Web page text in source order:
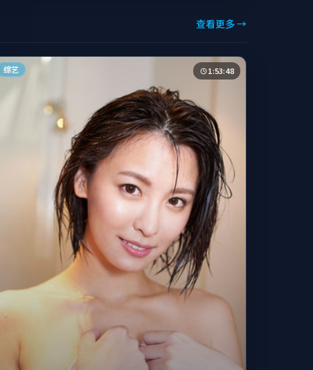
查看更多 →
综艺 1:53:48